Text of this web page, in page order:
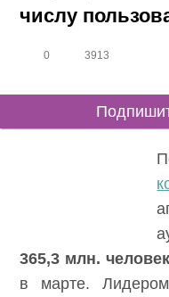
числу
0 3913
365,3 млн. человек
в марте.